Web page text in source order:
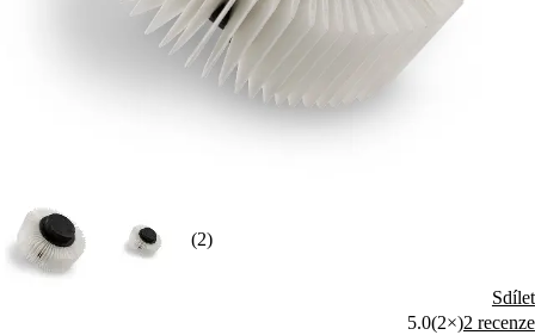
(2)
Sdílet
5.0(2×)2 recenze